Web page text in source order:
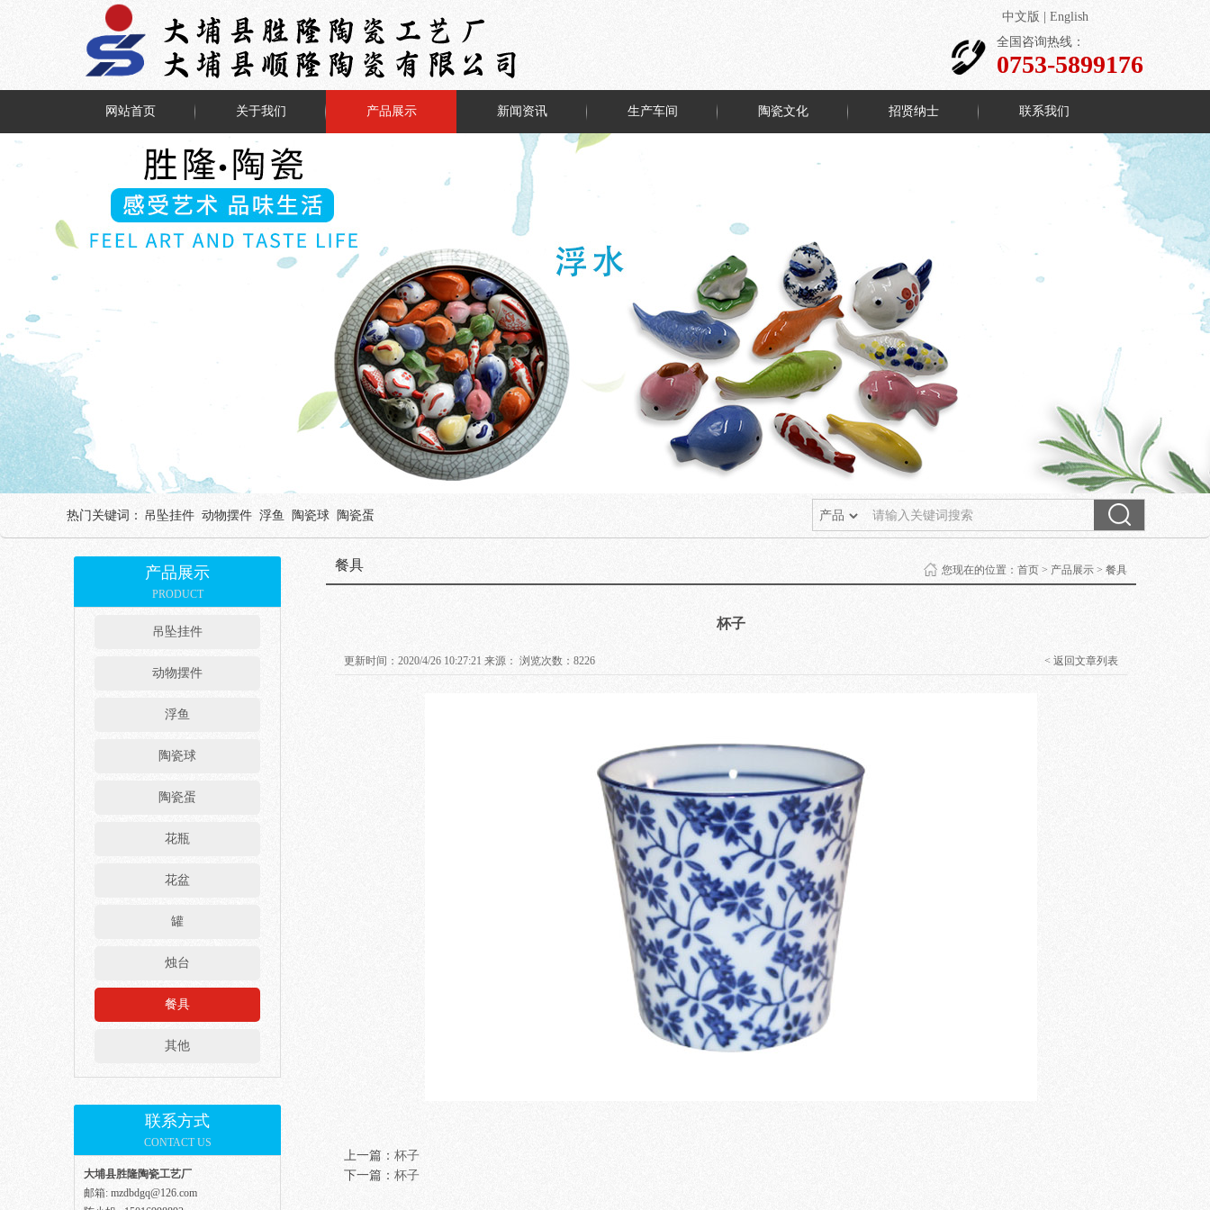
全国咨询热线：
0753-5899176
中文版 English
网站首页 关于我们 产品展示 新闻资讯 生产车间 陶瓷文化 招贤纳士 联系我们
热门关键词： 吊坠挂件 动物摆件 浮鱼 陶瓷球 陶瓷蛋
产品展示
PRODUCT
吊坠挂件
动物摆件
浮鱼
陶瓷球
陶瓷蛋
花瓶
花盆
罐
烛台
餐具
其他
联系方式
CONTACT US
大埔县胜隆陶瓷工艺厂
邮箱: mzdbdgq@126.com
餐具 您现在的位置： 首页 > 产品展示 > 餐具
杯子
更新时间：2020/4/26 10:27:21 来源： 浏览次数：8226 < 返回文章列表
上一篇： 杯子
下一篇： 杯子